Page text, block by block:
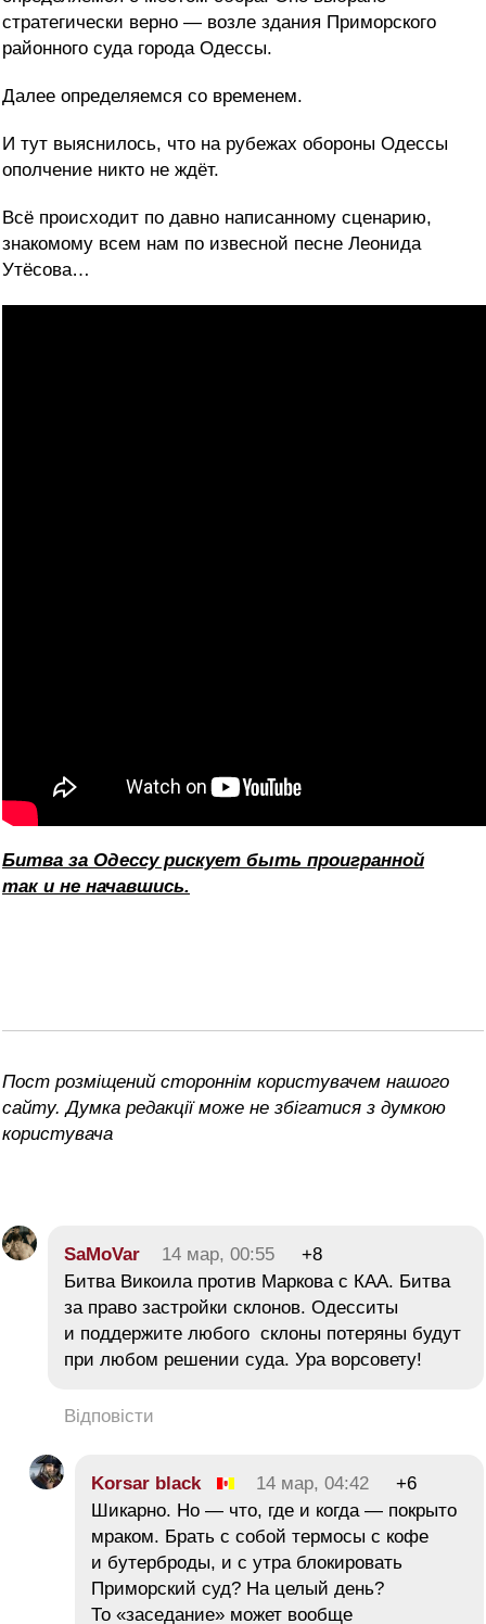
стратегически верно — возле здания Приморского
районного суда города Одессы.
Далее определяемся со временем.
И тут выяснилось, что на рубежах обороны Одессы
ополчение никто не ждёт.
Всё происходит по давно написанному сценарию,
знакомому всем нам по извесной песне Леонида
Утёсова…
Битва за Одессу рискует быть проигранной
так и не начавшись.
Пост розміщений стороннім користувачем нашого
сайту. Думка редакції може не збігатися з думкою
користувача
SaMoVar 14 мар, 00:55
+8
Битва Викоила против Маркова с КАА. Битва
за право застройки склонов. Одесситы
и поддержите любого склоны потеряны будут
при любом решении суда. Ура ворсовету!
Відповісти
Korsar black 14 мар, 04:42
+6
Шикарно. Но — что, где и когда — покрыто
мраком. Брать с собой термосы с кофе
и бутерброды, и с утра блокировать
Приморский суд? На целый день?
То «заседание» может вообще